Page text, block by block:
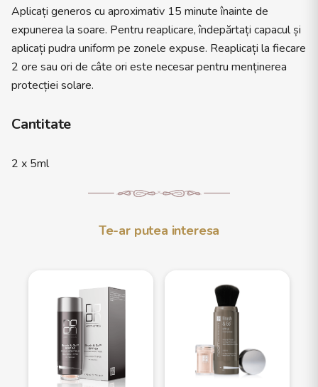
Aplicați generos cu aproximativ 15 minute înainte de
expunerea la soare. Pentru reaplicare, îndepărtați capacul și
aplicați pudra uniform pe zonele expuse. Reaplicați la fiecare
2 ore sau ori de câte ori este necesar pentru menținerea
protecției solare.
Cantitate
2 x 5ml
Te-ar putea interesa